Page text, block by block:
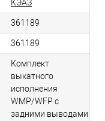
КЭАЗ
361189
361189
Комплект
выкатного
исполнения
WMP/WFP с
задними выводами